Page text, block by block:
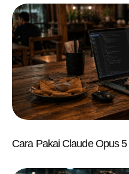
Cara Pakai Claude Opus